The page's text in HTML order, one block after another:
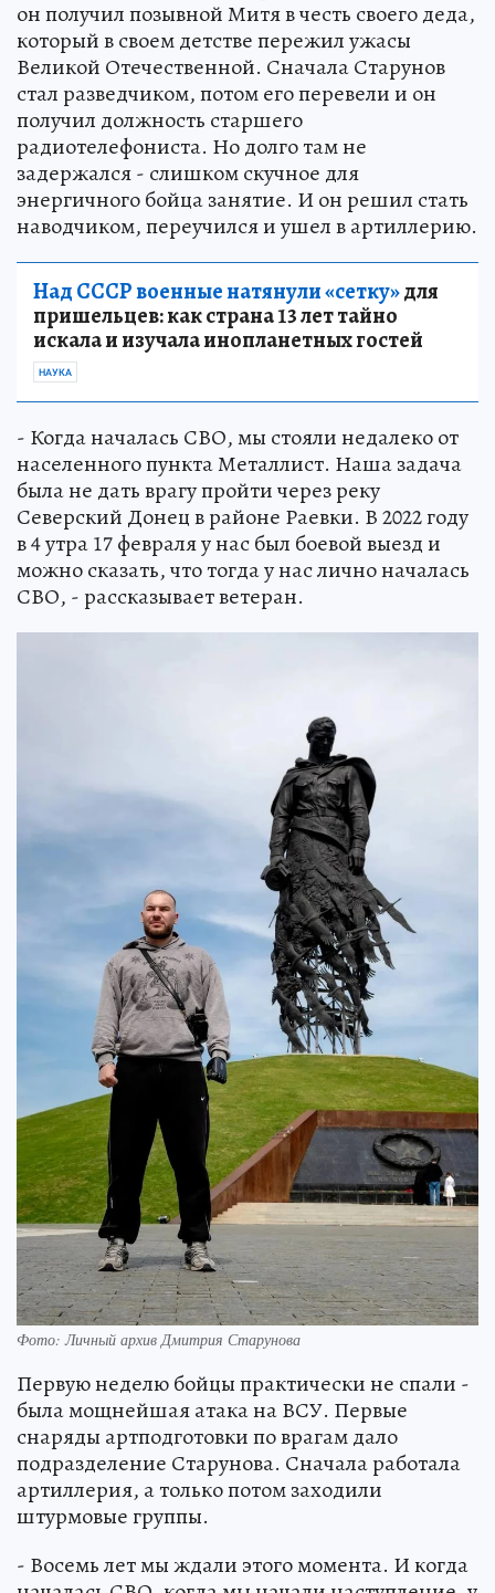
он получил позывной Митя в честь своего деда,
который в своем детстве пережил ужасы
Великой Отечественной. Сначала Старунов
стал разведчиком, потом его перевели и он
получил должность старшего
радиотелефониста. Но долго там не
задержался - слишком скучное для
энергичного бойца занятие. И он решил стать
наводчиком, переучился и ушел в артиллерию.
Над СССР военные натянули «сетку»для
пришельцев: как страна 13 лет тайно
искала и изучала инопланетных гостей
НАУКА
- Когда началась СВО, мы стояли недалеко от
населенного пункта Металлист. Наша задача
была не дать врагу пройти через реку
Северский Донец в районе Раевки. В 2022 году
в 4 утра 17 февраля у нас был боевой выезд и
можно сказать, что тогда у нас лично началась
СВО, - рассказывает ветеран.
Фото: Личный архив Дмитрия Старунова
Первую неделю бойцы практически не спали -
была мощнейшая атака на ВСУ. Первые
снаряды артподготовки по врагам дало
подразделение Старунова. Сначала работала
артиллерия, а только потом заходили
штурмовые группы.
- Восемь лет мы ждали этого момента. И когда